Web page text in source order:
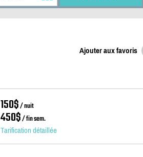
Ajouter aux favoris
150$/ nuit
450$/ fin sem.
Tarification détaillée